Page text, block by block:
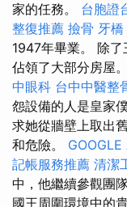
家的任務。 台胞證
整復推薦 撿骨 牙橋
1947年畢業。 除
佔領了大部分房屋。
中眼科 台中中醫整
怨設備的人是皇家
求她從牆壁上取出
和危險。
記帳服務推薦 清潔
中，他繼續參觀團
國王周圍環境中的